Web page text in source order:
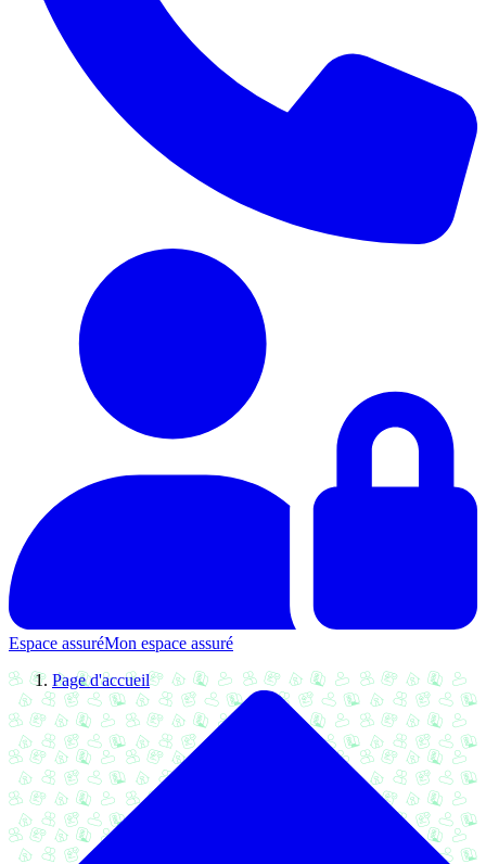
Espace assuréMon espace assuré
Page d'accueil